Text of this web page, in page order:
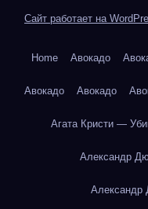
Сайт работает на
Home Авокадо
Авокадо Авокадо
Агата Кристи —
Александр